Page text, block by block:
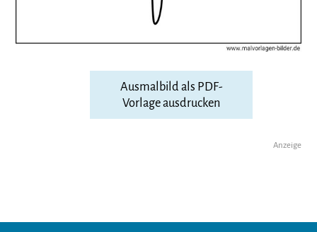
Ausmalbild als PDF-
Vorlage ausdrucken
Anzeige